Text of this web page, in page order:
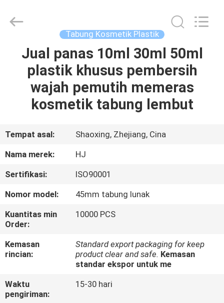
RUMAH
PRODUK
KAMI
PABRIK
KONTROL
KUALITAS
KAMI
Plastic
Tabung Kosmetik Plastik
Jual panas 10ml 30ml 50ml
plastik khusus pembersih
wajah pemutih memeras
kosmetik tabung lembut
Tempat asal:
Shaoxing, Zhejiang, Cina
Nama merek:
HJ
Sertifikasi:
ISO90001
Nomor model:
45mm tabung lunak
Kuantitas min
Order:
10000 PCS
Kemasan
rincian:
Standard export packaging for keep
product clear and safe. Kemasan
standar ekspor untuk me
Waktu
pengiriman:
15-30 hari